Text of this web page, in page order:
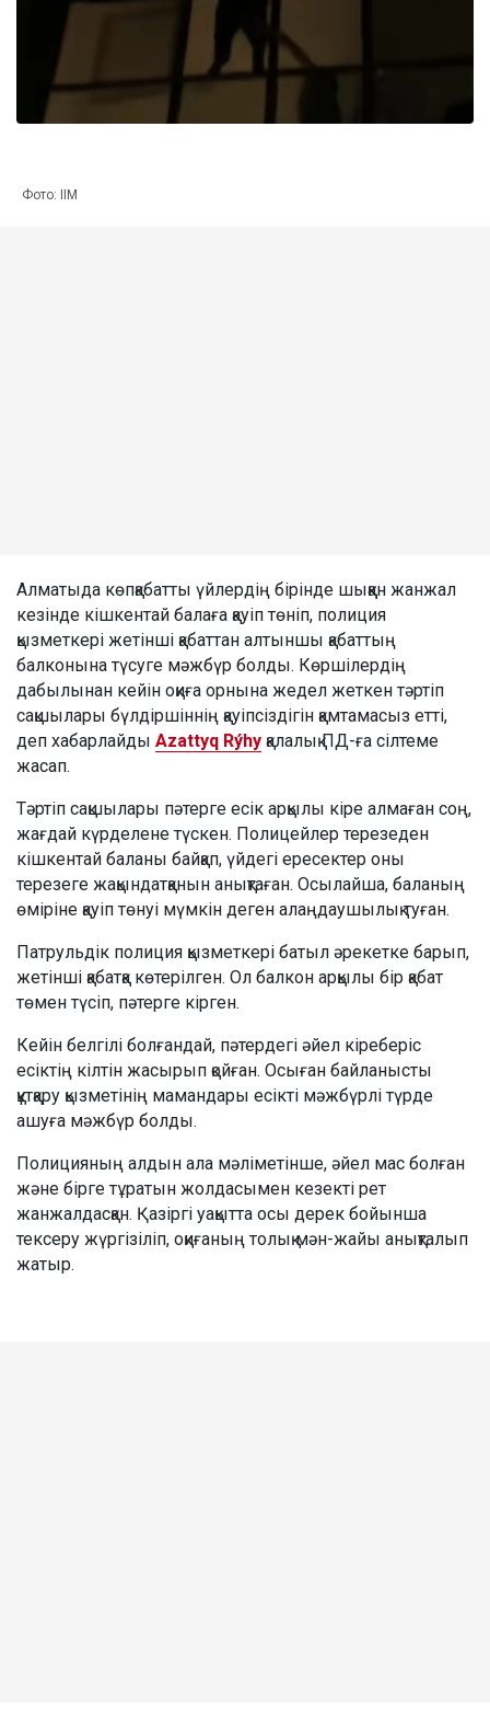
Фото: ІІМ
Алматыда көпқабатты үйлердің бірінде шыққан жанжал
кезінде кішкентай балаға қауіп төніп, полиция
қызметкері жетінші қабаттан алтыншы қабаттың
балконына түсуге мәжбүр болды. Көршілердің
дабылынан кейін оқиға орнына жедел жеткен тәртіп
сақшылары бүлдіршіннің қауіпсіздігін қамтамасыз етті,
деп хабарлайды Azattyq Rýhy қалалық ПД-ға сілтеме
жасап.
Тәртіп сақшылары пәтерге есік арқылы кіре алмаған соң,
жағдай күрделене түскен. Полицейлер терезеден
кішкентай баланы байқап, үйдегі ересектер оны
терезеге жақындатқанын анықтаған. Осылайша, баланың
өміріне қауіп төнуі мүмкін деген алаңдаушылық туған.
Патрульдік полиция қызметкері батыл әрекетке барып,
жетінші қабатқа көтерілген. Ол балкон арқылы бір қабат
төмен түсіп, пәтерге кірген.
Кейін белгілі болғандай, пәтердегі әйел кіреберіс
есіктің кілтін жасырып қойған. Осыған байланысты
құтқару қызметінің мамандары есікті мәжбүрлі түрде
ашуға мәжбүр болды.
Полицияның алдын ала мәліметінше, әйел мас болған
және бірге тұратын жолдасымен кезекті рет
жанжалдасқан. Қазіргі уақытта осы дерек бойынша
тексеру жүргізіліп, оқиғаның толық мән-жайы анықталып
жатыр.